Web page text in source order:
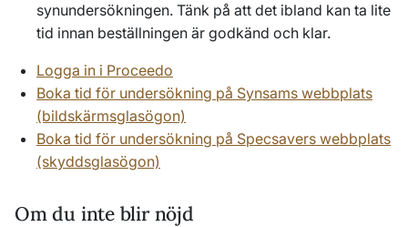
synundersökningen. Tänk på att det ibland kan ta lite
tid innan beställningen är godkänd och klar.
Logga in i Proceedo
Boka tid för undersökning på Synsams webbplats
(bildskärmsglasögon)
Boka tid för undersökning på Specsavers webbplats
(skyddsglasögon)
Om du inte blir nöjd